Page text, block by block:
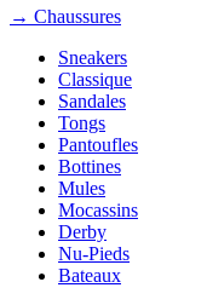
→ Chaussures
Sneakers
Classique
Sandales
Tongs
Pantoufles
Bottines
Mules
Mocassins
Derby
Nu-Pieds
Bateaux